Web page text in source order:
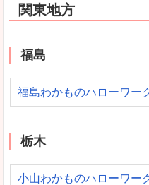
関東地方
福島
福島わかものハローワー
栃木
小山わかものハローワー